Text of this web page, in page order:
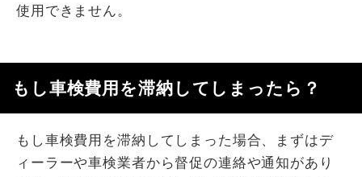
使用できません。
もし車検費用を滞納してしまったら？
もし車検費用を滞納してしまった場合、まずはデ
ィーラーや車検業者から督促の連絡や通知があり